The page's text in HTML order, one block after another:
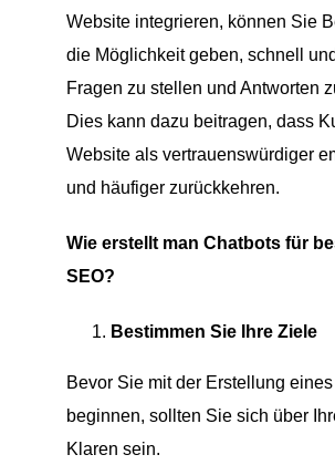
Website integrieren, können Sie
die Möglichkeit geben, schnell
Fragen zu stellen und Antworten
Dies kann dazu beitragen, dass
Website als vertrauenswürdiger
und häufiger zurückkehren.
Wie erstellt man Chatbots für
SEO?
Bestimmen Sie Ihre Ziele
Bevor Sie mit der Erstellung
beginnen, sollten Sie sich über
Klaren sein.